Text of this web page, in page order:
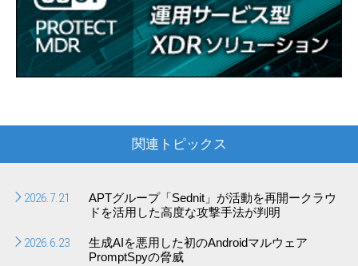
関連トピックス
2026.7.21
APTグループ「Sednit」が活動を再開ークラウ
ドを活用した高度な攻撃手法が判明
2026.6.23
生成AIを悪用した初のAndroidマルウェア
PromptSpyの脅威